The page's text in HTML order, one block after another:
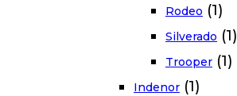
Rodeo (1)
Silverado (1)
Trooper (1)
Indenor (1)